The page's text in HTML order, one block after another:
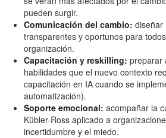
pueden surgir.
Comunicación del cambio: diseñar
transparentes y oportunos para
organización.
Capacitación y reskilling: preparar
habilidades que el nuevo contexto
capacitación en IA cuando se
automatización).
Soporte emocional: acompañar la
Kübler-Ross aplicado a
incertidumbre y el miedo.